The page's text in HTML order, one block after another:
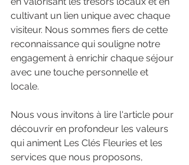
cultivant un lien unique avec chaque
visiteur. Nous sommes fiers de cette
reconnaissance qui souligne notre
engagement à enrichir chaque séjour
avec une touche personnelle et
locale.
Nous vous invitons à lire l'article pour
découvrir en profondeur les valeurs
qui animent Les Clés Fleuries et les
services que nous proposons,